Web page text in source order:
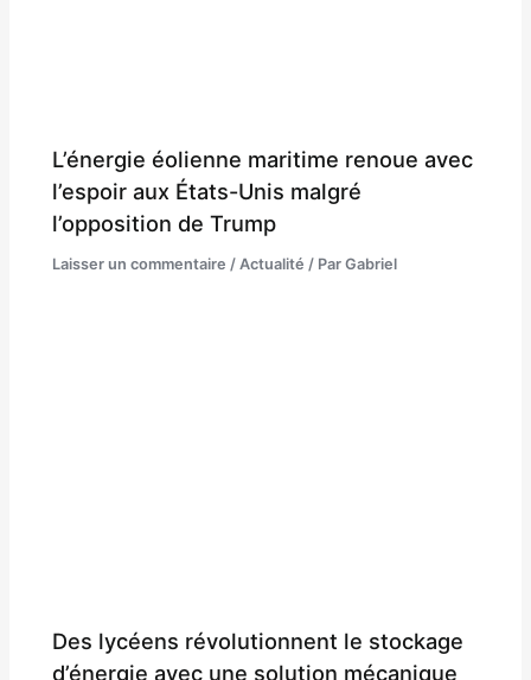
L’énergie éolienne maritime renoue avec
l’espoir aux États-Unis malgré
l’opposition de Trump
Laisser un commentaire /Actualité / ParGabriel
Des lycéens révolutionnent le stockage
d’énergie avec une solution mécanique